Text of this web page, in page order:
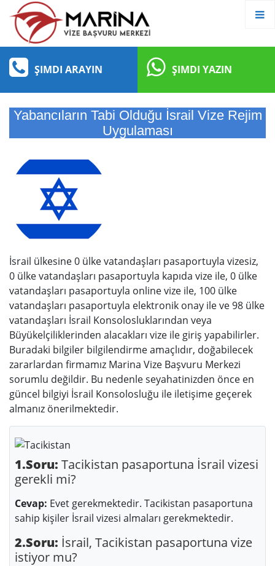
ŞIMDI ARAYIN ŞIMDI YAZIN
Yabancıların Tabi Olduğu İsrail Vize Rejim
Uygulaması
İsrail ülkesine 0 ülke vatandaşları pasaportuyla vizesiz,
0 ülke vatandaşları pasaportuyla kapıda vize ile, 0 ülke
vatandaşları pasaportuyla online vize ile, 100 ülke
vatandaşları pasaportuyla elektronik onay ile ve 98 ülke
vatandaşları İsrail Konsolosluklarından veya
Büyükelçiliklerinden alacakları vize ile giriş yapabilirler.
Buradaki bilgiler bilgilendirme amaçlıdır, doğabilecek
zararlardan firmamız Marina Vize Başvuru Merkezi
sorumlu değildir. Bu nedenle seyahatinizden önce en
güncel bilgiyi İsrail Konsolosluğu ile iletişime geçerek
almanız önerilmektedir.
1.Soru: Tacikistan pasaportuna İsrail vizesi
gerekli mi?
Cevap: Evet gerekmektedir. Tacikistan pasaportuna
sahip kişiler İsrail vizesi almaları gerekmektedir.
2.Soru: İsrail, Tacikistan pasaportuna vize
istiyor mu?